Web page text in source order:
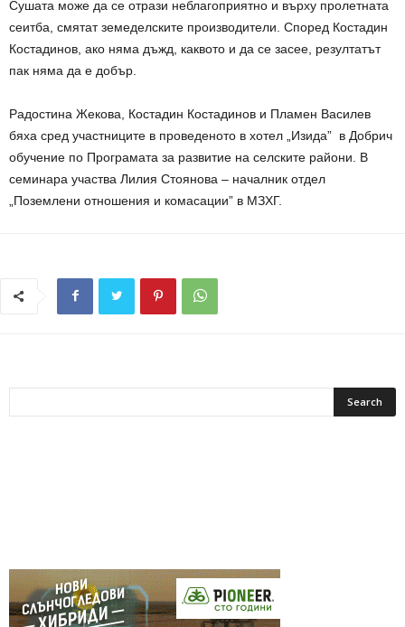
Сушата може да се отрази неблагоприятно и върху пролетната
сеитба, смятат земеделските производители. Според Костадин
Костадинов, ако няма дъжд, каквото и да се засее, резултатът
пак няма да е добър.
Радостина Жекова, Костадин Костадинов и Пламен Василев
бяха сред участниците в проведеното в хотел „Изида” в Добрич
обучение по Програмата за развитие на селските райони. В
семинара участва Лилия Стоянова – началник отдел
„Поземлени отношения и комасации” в МЗХГ.